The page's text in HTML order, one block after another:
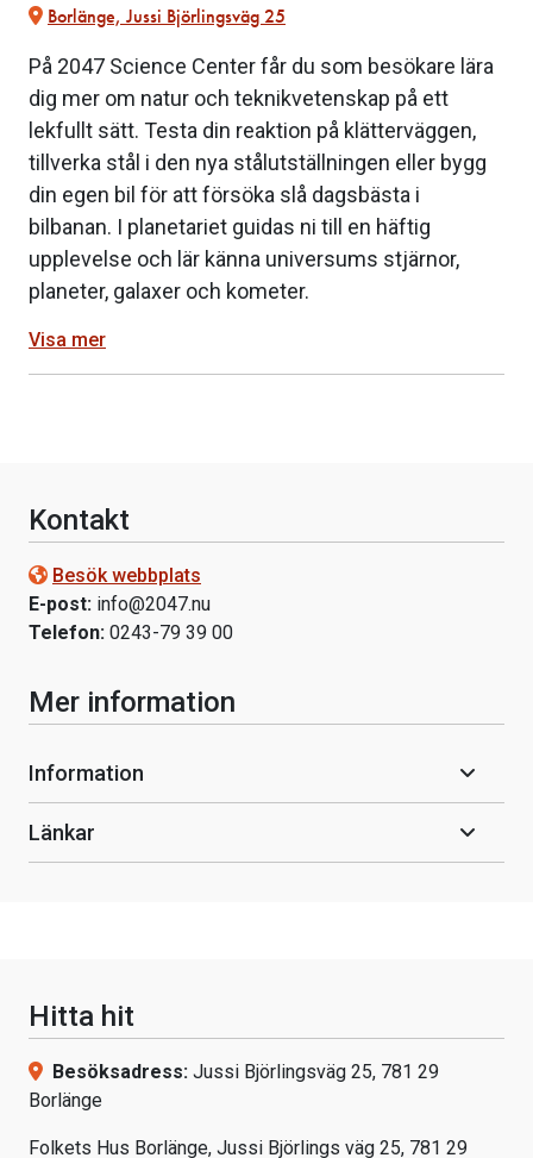
Borlänge, Jussi Björlingsväg 25
På 2047 Science Center får du som besökare lära
dig mer om natur och teknikvetenskap på ett
lekfullt sätt. Testa din reaktion på klätterväggen,
tillverka stål i den nya stålutställningen eller bygg
din egen bil för att försöka slå dagsbästa i
bilbanan. I planetariet guidas ni till en häftig
upplevelse och lär känna universums stjärnor,
planeter, galaxer och kometer.
Visa mer
Kontakt
Besök webbplats
E-post: info@2047.nu
Telefon: 0243-79 39 00
Mer information
Information
Länkar
Hitta hit
Besöksadress: Jussi Björlingsväg 25, 781 29
Borlänge
Folkets Hus Borlänge, Jussi Björlings väg 25, 781 29